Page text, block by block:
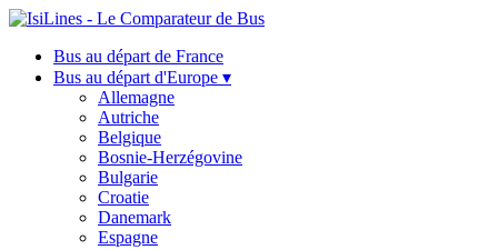
Bus au départ de France
Bus au départ d'Europe ▾
Allemagne
Autriche
Belgique
Bosnie-Herzégovine
Bulgarie
Croatie
Danemark
Espagne